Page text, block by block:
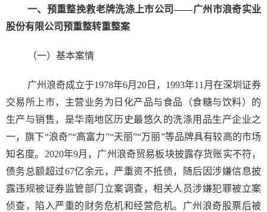
一、预重整挽救老牌洗涤上市公司——广州市浪奇实业
股份有限公司预重整转重整案
（一）基本案情
广州浪奇成立于1978年6月20日，1993年11月在深圳证券
交易所上市，主营业务为日化产品与食品（食糖与饮料）的
生产与销售，是华南地区历史最悠久的洗涤用品生产企业之
一，旗下“浪奇”“高富力”“天丽”“万丽”等品牌具有较高的市场
知名度。2020年9月，广州浪奇贸易板块披露存货账实不符，
债务总额超过67亿余元，严重资不抵债，随后因涉嫌信息披
露违规被证券监管部门立案调查，相关人员涉嫌犯罪被立案
侦查，陷入严重的财务危机和经营危机。广州浪奇股票后被